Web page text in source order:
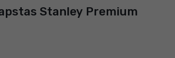
Stanley Premium